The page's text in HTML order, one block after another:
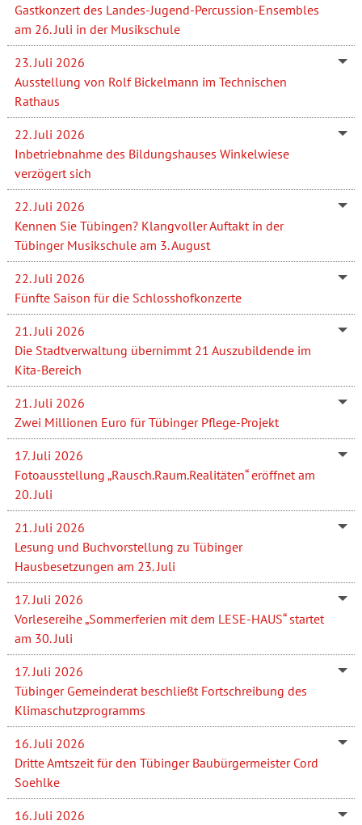
Gastkonzert des Landes-Jugend-Percussion-Ensembles
am 26. Juli in der Musikschule
23. Juli 2026
Ausstellung von Rolf Bickelmann im Technischen
Rathaus
22. Juli 2026
Inbetriebnahme des Bildungshauses Winkelwiese
verzögert sich
22. Juli 2026
Kennen Sie Tübingen? Klangvoller Auftakt in der
Tübinger Musikschule am 3. August
22. Juli 2026
Fünfte Saison für die Schlosshofkonzerte
21. Juli 2026
Die Stadtverwaltung übernimmt 21 Auszubildende im
Kita-Bereich
21. Juli 2026
Zwei Millionen Euro für Tübinger Pflege-Projekt
17. Juli 2026
Fotoausstellung „Rausch.Raum.Realitäten“ eröffnet am
20. Juli
21. Juli 2026
Lesung und Buchvorstellung zu Tübinger
Hausbesetzungen am 23. Juli
17. Juli 2026
Vorlesereihe „Sommerferien mit dem LESE-HAUS“ startet
am 30. Juli
17. Juli 2026
Tübinger Gemeinderat beschließt Fortschreibung des
Klimaschutzprogramms
16. Juli 2026
Dritte Amtszeit für den Tübinger Baubürgermeister Cord
Soehlke
16. Juli 2026